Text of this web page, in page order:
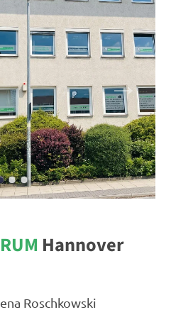
Hannover
Roschkowski